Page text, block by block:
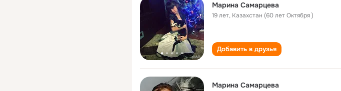
Марина Самарцева
19 лет, Казахстан (60 лет Октября )
Добавить в друзья
Марина Самарцева